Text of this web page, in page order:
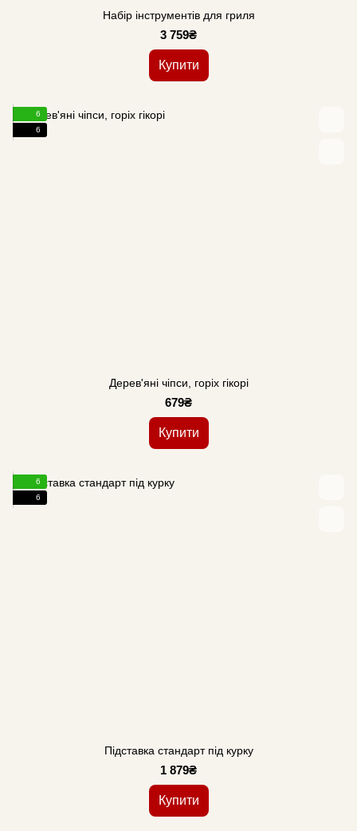
Набір інструментів для гриля
3 759₴
Купити
6
6
Дерев'яні чіпси, горіх гікорі
679₴
Купити
6
6
Підставка стандарт під курку
1 879₴
Купити